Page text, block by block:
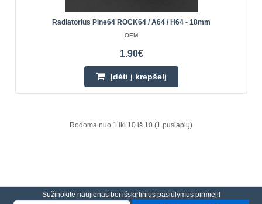
Radiatorius Pine64 ROCKPro64 - 30mm
Radiatorius, skirtas Pine64 ROCKPro64 mini-
kompiuteriui.Techniniai duomenys:Matmenys: 45 x 45 x
Pridėti prie pageidavimų sąrašo
Radiatorius Pine64 ROCK64 / A64 / H64 - 18mm
OEM
1.90€
Įdėti į krepšelį
Rodoma nuo 1 iki 10 iš 10 (1 puslapių)
Sužinokite naujienas bei išskirtinius pasiūlymus pirmieji!